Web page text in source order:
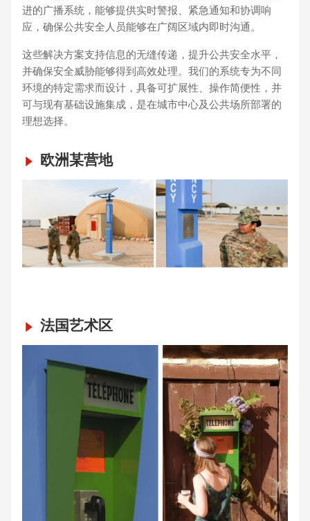
进的广播系统，能够提供实时警报、紧急通知和协调响
应，确保公共安全人员能够在广阔区域内即时沟通。
这些解决方案支持信息的无缝传递，提升公共安全水平，
并确保安全威胁能够得到高效处理。我们的系统专为不同
环境的特定需求而设计，具备可扩展性、操作简便性，并
可与现有基础设施集成，是在城市中心及公共场所部署的
理想选择。
欧洲某营地
法国艺术区